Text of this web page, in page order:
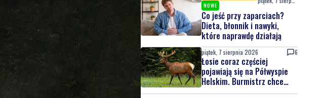
NOWE
Co jeść przy zaparciach?
Dieta, błonnik i nawyki,
które naprawdę działają
piątek, 7 sierpnia 2026 6
Łosie coraz częściej
pojawiają się na Półwyspie
Helskim. Burmistrz chce
nowych znaków drogowych